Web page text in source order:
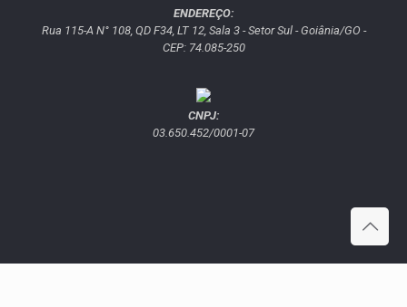
ENDEREÇO:
Rua 115-A N° 108, QD F34, LT 12, Sala 3 - Setor Sul - Goiânia/GO -
CEP: 74.085-250
CNPJ:
03.650.452/0001-07